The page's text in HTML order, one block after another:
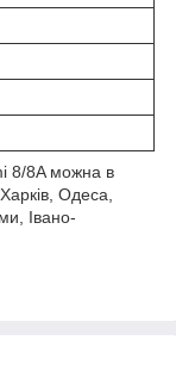
8/8A можна в
Одеса,
Івано-